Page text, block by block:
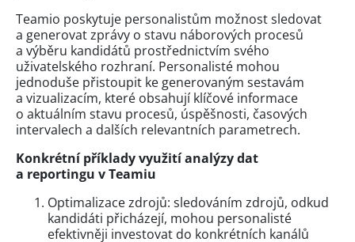
Teamio poskytuje personalistům možnost sledovat
a generovat zprávy o stavu náborových procesů
a výběru kandidátů prostřednictvím svého
uživatelského rozhraní. Personalisté mohou
jednoduše přistoupit ke generovaným sestavám
a vizualizacím, které obsahují klíčové informace
o aktuálním stavu procesů, úspěšnosti, časových
intervalech a dalších relevantních parametrech.
Konkrétní příklady využití analýzy dat
a reportingu v Teamiu
Optimalizace zdrojů: sledováním zdrojů, odkud
kandidáti přicházejí, mohou personalisté
efektivněji investovat do konkrétních kanálů